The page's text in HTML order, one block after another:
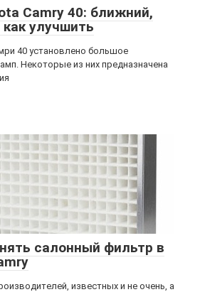
Camry 40: ближний,
улучшить
40 установлено большое
Некоторые из них предназначена
салонный фильтр в
известных и не очень, а